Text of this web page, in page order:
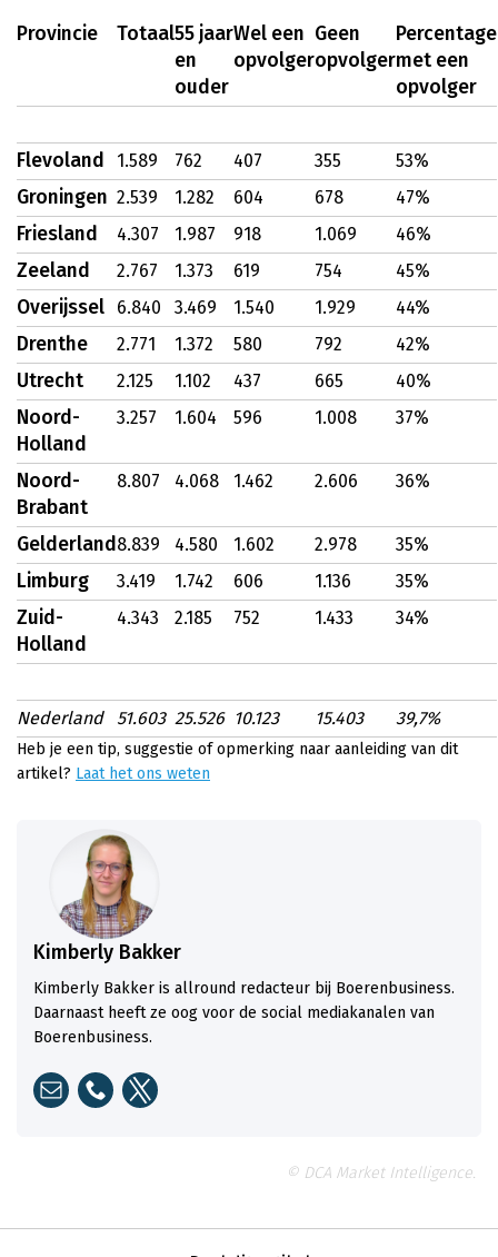
Provincie Totaal55 jaar
en
ouder
Wel een
opvolger
Geen
opvolger
Percentage
met een
opvolger
Flevoland 1.589 762 407 355 53%
Groningen 2.539 1.282 604 678 47%
Friesland 4.307 1.987 918 1.069 46%
Zeeland 2.767 1.373 619 754 45%
Overijssel 6.840 3.469 1.540 1.929 44%
Drenthe 2.771 1.372 580 792 42%
Utrecht 2.125 1.102 437 665 40%
Noord-
Holland
3.257 1.604 596 1.008 37%
Noord-
Brabant
8.807 4.068 1.462 2.606 36%
Gelderland 8.839 4.580 1.602 2.978 35%
Limburg 3.419 1.742 606 1.136 35%
Zuid-
Holland
4.343 2.185 752 1.433 34%
Nederland 51.603 25.526 10.123 15.403 39,7%
Heb je een tip, suggestie of opmerking naar aanleiding van dit
artikel? Laat het ons weten
Kimberly Bakker
Kimberly Bakker is allround redacteur bij Boerenbusiness.
Daarnaast heeft ze oog voor de social mediakanalen van
Boerenbusiness.
© DCA Market Intelligence.